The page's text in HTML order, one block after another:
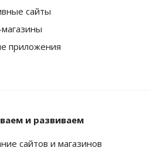
сайты
приложения
и развиваем
сайтов и магазинов